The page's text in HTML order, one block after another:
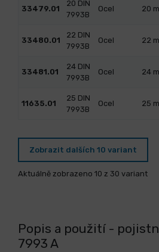
33479.01
20 DIN
7993B
Ocel 20
33480.01
22 DIN
7993B
Ocel 22
33481.01
24 DIN
7993B
Ocel 24
11635.01
25 DIN
7993B
Ocel 25
Zobrazit dalších 10 variant
Aktuálně zobrazeno 10 z 30 variant
Popis a použití -
7993 A